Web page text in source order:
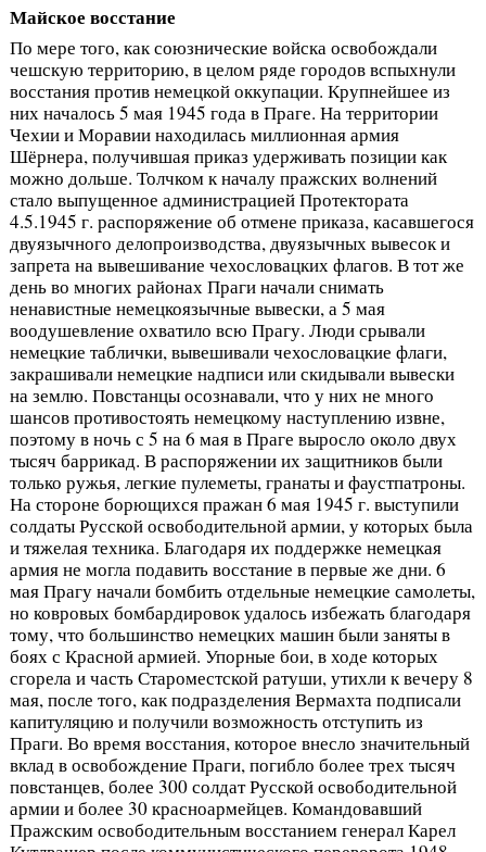
Майское восстание
По мере того, как союзнические войска освобождали
чешскую территорию, в целом ряде городов вспыхнули
восстания против немецкой оккупации. Крупнейшее из
них началось 5 мая 1945 года в Праге. На территории
Чехии и Моравии находилась миллионная армия
Шёрнера, получившая приказ удерживать позиции как
можно дольше. Толчком к началу пражских волнений
стало выпущенное администрацией Протектората
4.5.1945 г. распоряжение об отмене приказа, касавшегося
двуязычного делопроизводства, двуязычных вывесок и
запрета на вывешивание чехословацких флагов. В тот же
день во многих районах Праги начали снимать
ненавистные немецкоязычные вывески, а 5 мая
воодушевление охватило всю Прагу. Люди срывали
немецкие таблички, вывешивали чехословацкие флаги,
закрашивали немецкие надписи или скидывали вывески
на землю. Повстанцы осознавали, что у них не много
шансов противостоять немецкому наступлению извне,
поэтому в ночь с 5 на 6 мая в Праге выросло около двух
тысяч баррикад. В распоряжении их защитников были
только ружья, легкие пулеметы, гранаты и фаустпатроны.
На стороне борющихся пражан 6 мая 1945 г. выступили
солдаты Русской освободительной армии, у которых была
и тяжелая техника. Благодаря их поддержке немецкая
армия не могла подавить восстание в первые же дни. 6
мая Прагу начали бомбить отдельные немецкие самолеты,
но ковровых бомбардировок удалось избежать благодаря
тому, что большинство немецких машин были заняты в
боях с Красной армией. Упорные бои, в ходе которых
сгорела и часть Староместской ратуши, утихли к вечеру 8
мая, после того, как подразделения Вермахта подписали
капитуляцию и получили возможность отступить из
Праги. Во время восстания, которое внесло значительный
вклад в освобождение Праги, погибло более трех тысяч
повстанцев, более 300 солдат Русской освободительной
армии и более 30 красноармейцев. Командовавший
Пражским освободительным восстанием генерал Карел